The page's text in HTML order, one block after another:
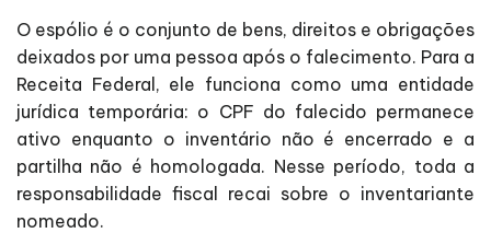
O espólio é o conjunto de bens, direitos e obrigações
deixados por uma pessoa após o falecimento. Para a
Receita Federal, ele funciona como uma entidade
jurídica temporária: o CPF do falecido permanece
ativo enquanto o inventário não é encerrado e a
partilha não é homologada. Nesse período, toda a
responsabilidade fiscal recai sobre o inventariante
nomeado.